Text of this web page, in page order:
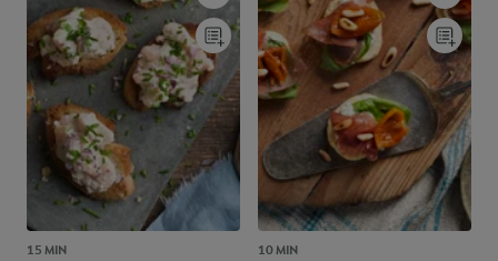
15 MIN 10 MIN